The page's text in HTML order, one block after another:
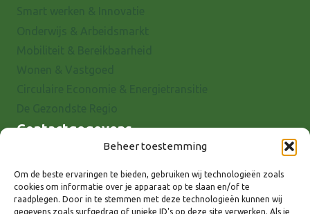
Beheer toestemming
Om de beste ervaringen te bieden, gebruiken wij technologieën zoals
cookies om informatie over je apparaat op te slaan en/of te
raadplegen. Door in te stemmen met deze technologieën kunnen wij
gegevens zoals surfgedrag of unieke ID's op deze site verwerken. Als je
Contactgegevens
7001 EX Doetinchem
E-mail: info@8rhk.nl